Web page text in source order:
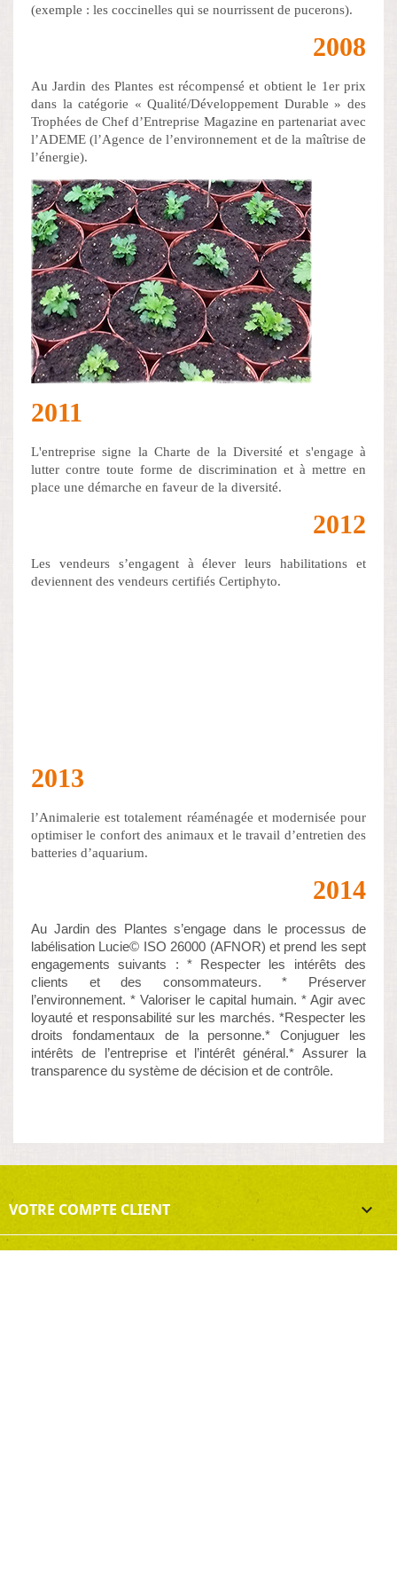
(exemple : les coccinelles qui se nourrissent de pucerons).
2008
Au Jardin des Plantes est récompensé et obtient le 1er prix
dans la catégorie « Qualité/Développement Durable » des
Trophées de Chef d’Entreprise Magazine en partenariat avec
l’ADEME (l’Agence de l’environnement et de la maîtrise de
l’énergie).
2011
L'entreprise signe la Charte de la Diversité et s'engage à
lutter contre toute forme de discrimination et à mettre en
place une démarche en faveur de la diversité.
2012
Les vendeurs s’engagent à élever leurs habilitations et
deviennent des vendeurs certifiés Certiphyto.
2013
l’Animalerie est totalement réaménagée et modernisée pour
optimiser le confort des animaux et le travail d’entretien des
batteries d’aquarium.
2014
Au Jardin des Plantes s’engage dans le processus de
labélisation Lucie© ISO 26000 (AFNOR) et prend les sept
engagements suivants : * Respecter les intérêts des
clients et des consommateurs. * Préserver
l’environnement. * Valoriser le capital humain. * Agir avec
loyauté et responsabilité sur les marchés. *Respecter les
droits fondamentaux de la personne.* Conjuguer les
intérêts de l’entreprise et l’intérêt général.* Assurer la
transparence du système de décision et de contrôle.
VOTRE COMPTE CLIENT 